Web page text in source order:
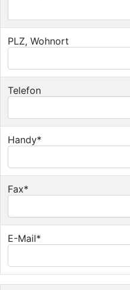
PLZ, Wohnort
Telefon
Handy*
Fax*
E-Mail*